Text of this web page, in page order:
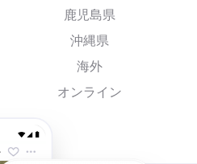
鹿児島県
沖縄県
海外
オンライン